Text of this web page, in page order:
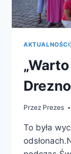
AKTUALNOŚCI
Przez Prezes
To była